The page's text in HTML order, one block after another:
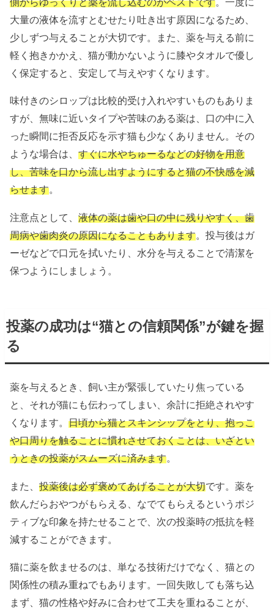
大量の液体を流すとむせたり吐き出す原因になるため、
少しずつ与えることが大切です。また、薬を与える前に
軽く抱きかかえ、猫が動かないように膝やタオルで優し
く保定すると、安定して与えやすくなります。
味付きのシロップは比較的受け入れやすいものもありま
すが、無味に近いタイプや苦味のある薬は、口の中に入
った瞬間に拒否反応を示す猫も少なくありません。その
ような場合は、すぐに水やちゅーるなどの好物を用意
し、苦味を口から流し出すようにすると猫の不快感を減
らせます。
注意点として、液体の薬は歯や口の中に残りやすく、歯
周病や歯肉炎の原因になることもあります 。投与後はガ
ーゼなどで口元を拭いたり、水分を与えることで清潔を
保つようにしましょう。
投薬の成功は“猫との信頼関係”が鍵を握
る
薬を与えるとき、飼い主が緊張していたり焦っている
と、それが猫にも伝わってしまい、余計に拒絶されやす
くなります。日頃から猫とスキンシップをとり、抱っこ
や口周りを触ることに慣れさせておくことは、いざとい
うときの投薬がスムーズに済みます。
また、投薬後は必ず褒めてあげることが大切です。薬を
飲んだらおやつがもらえる、なでてもらえるというポジ
ティブな印象を持たせることで、次の投薬時の抵抗を軽
減することができます。
猫に薬を飲ませるのは、単なる技術だけでなく、猫との
関係性の積み重ねでもあります。一回失敗しても落ち込
まず、猫の性格や好みに合わせて工夫を重ねることが、